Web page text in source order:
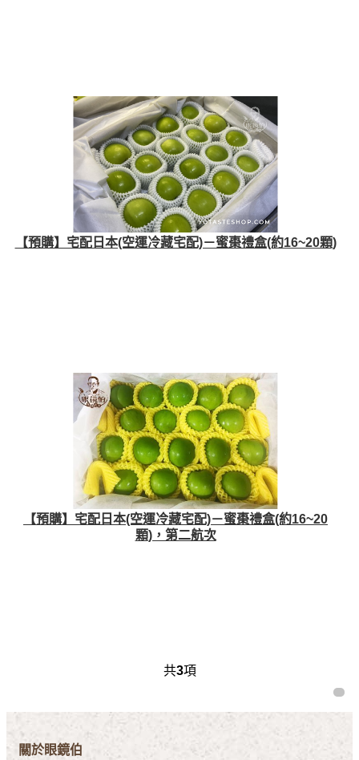
【預購】宅配日本(空運冷藏宅配)－蜜棗禮盒(約16~20顆)
【預購】宅配日本(空運冷藏宅配)－蜜棗禮盒(約16~20
顆)，第二航次
共3項
關於眼鏡伯